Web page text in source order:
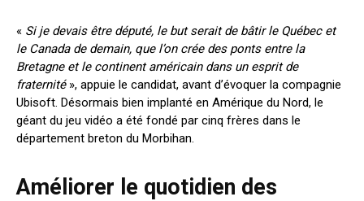
« Si je devais être député, le but serait de bâtir le Québec et
le Canada de demain, que l’on crée des ponts entre la
Bretagne et le continent américain dans un esprit de
fraternité», appuie le candidat, avant d’évoquer la compagnie
Ubisoft. Désormais bien implanté en Amérique du Nord, le
géant du jeu vidéo a été fondé par cinq frères dans le
département breton du Morbihan.
Améliorer le quotidien des